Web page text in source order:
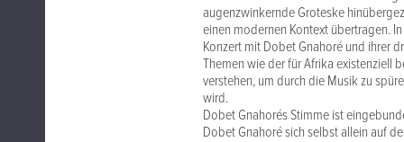
augenzwinkernde Groteske
einen modernen Kontext übertragen.
Konzert mit Dobet Gnahoré und ihrer
Themen wie der für Afrika existenziell
verstehen, um durch die Musik zu
wird.
Dobet Gnahorés Stimme ist
Dobet Gnahoré sich selbst allein auf